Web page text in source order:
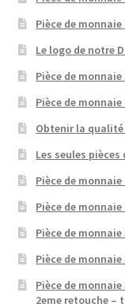
Pièce de
Le logo de notre
Pièce de monnaie
Pièce de monnaie
Obtenir la qualité
Les seules
Pièce de
Pièce de monnaie
Pièce de
Pièce de
Pièce de
2eme retouche –